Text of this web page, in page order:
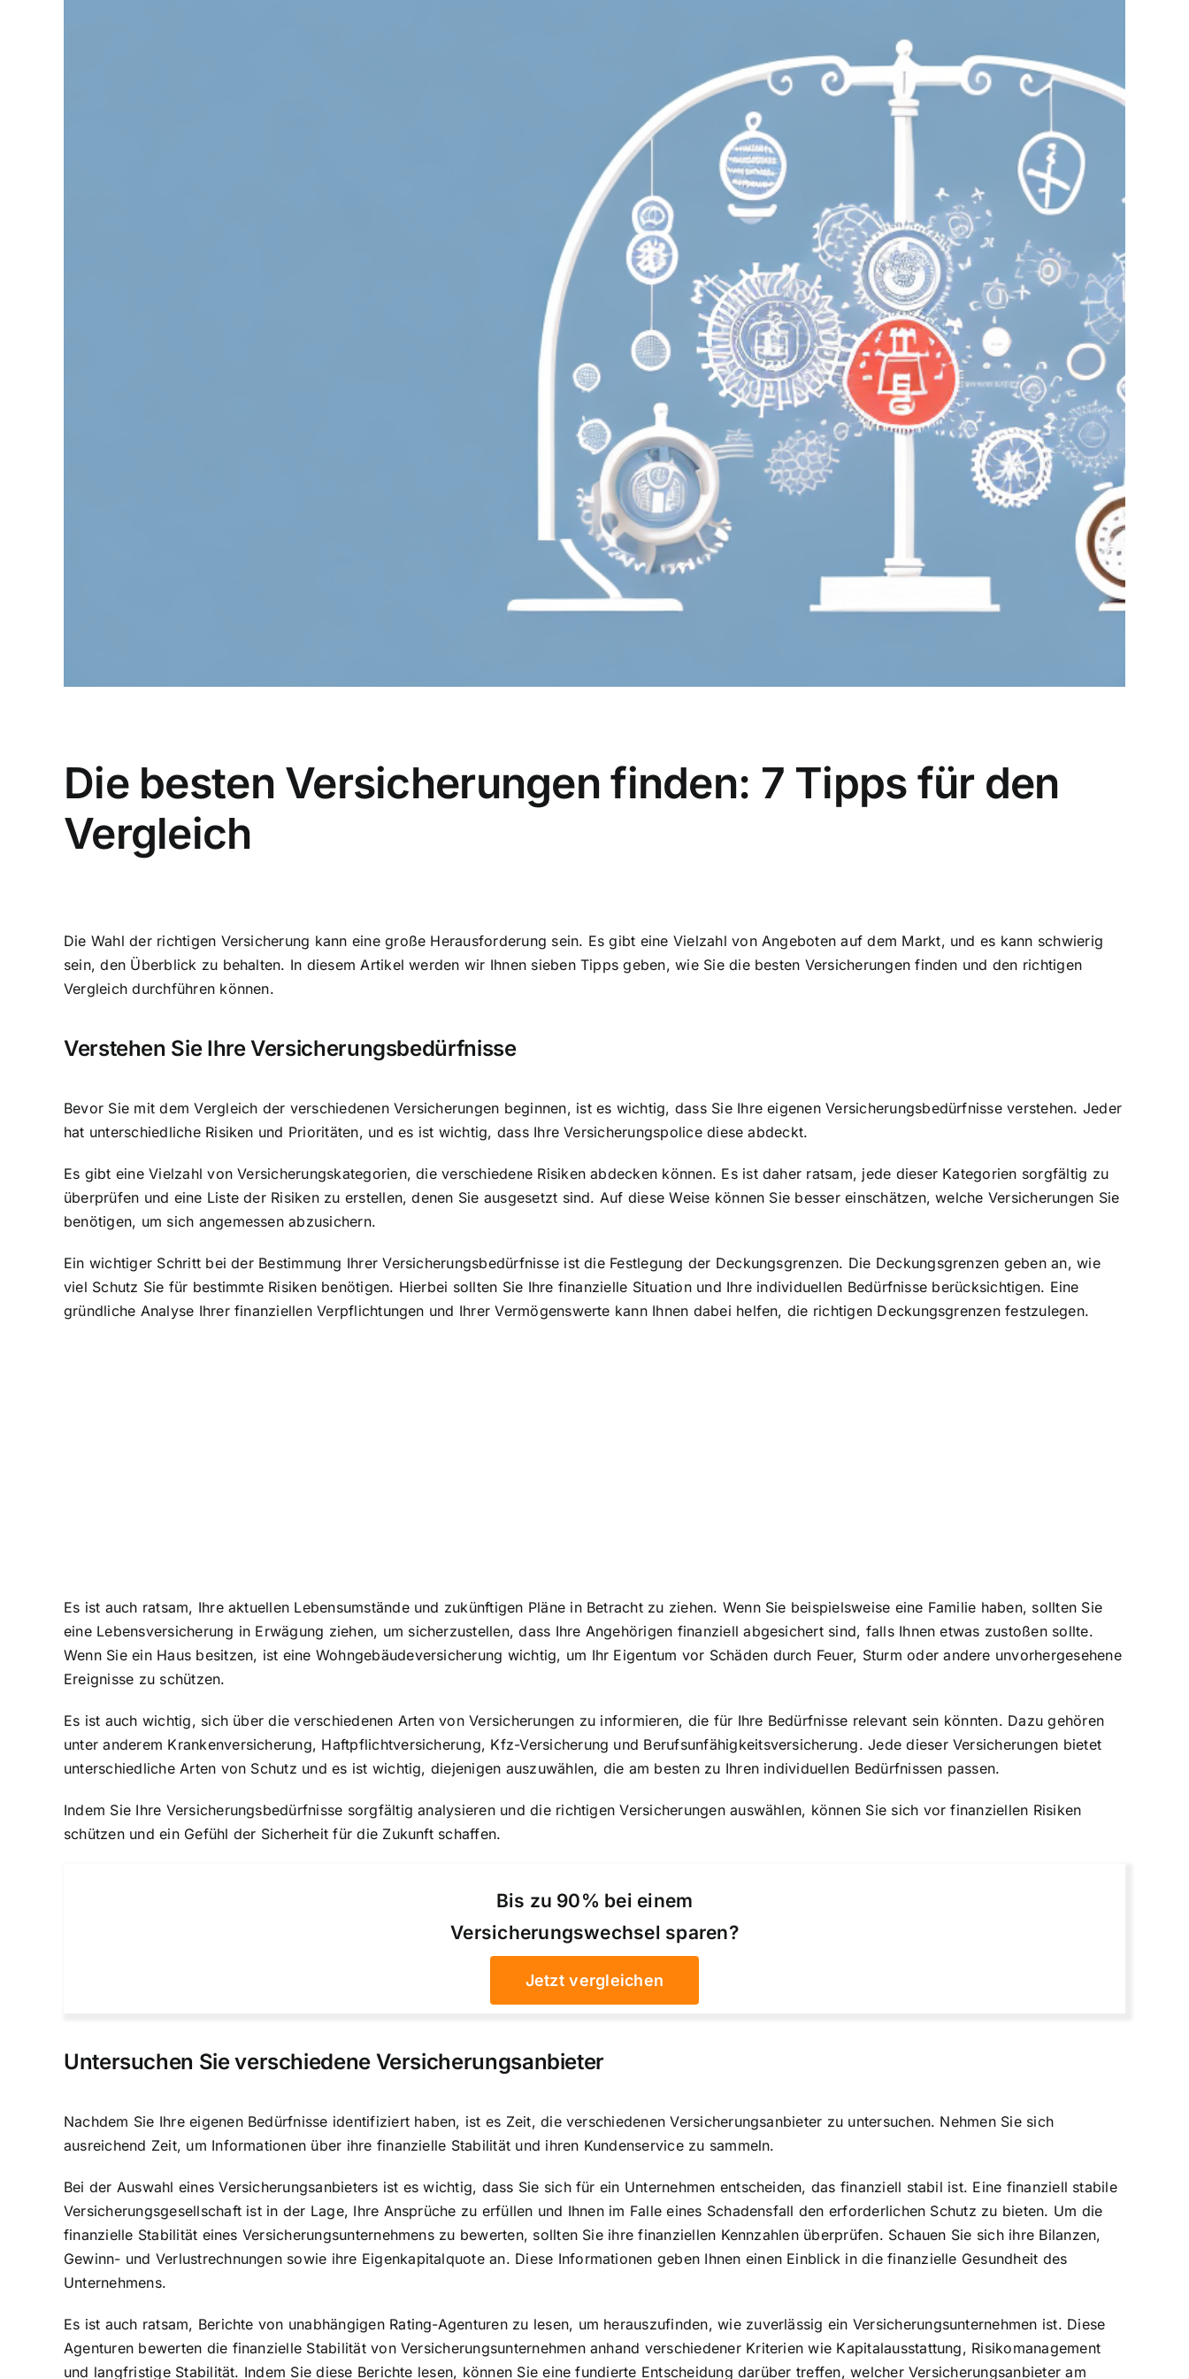
Die besten Versicherungen finden: 7 Tipps für den
Vergleich
Die Wahl der richtigen Versicherung kann eine große Herausforderung sein. Es gibt eine Vielzahl von Angeboten auf dem Markt, und es kann schwierig
sein, den Überblick zu behalten. In diesem Artikel werden wir Ihnen sieben Tipps geben, wie Sie die besten Versicherungen finden und den richtigen
Vergleich durchführen können.
Verstehen Sie Ihre Versicherungsbedürfnisse
Bevor Sie mit dem Vergleich der verschiedenen Versicherungen beginnen, ist es wichtig, dass Sie Ihre eigenen Versicherungsbedürfnisse verstehen. Jeder
hat unterschiedliche Risiken und Prioritäten, und es ist wichtig, dass Ihre Versicherungspolice diese abdeckt.
Es gibt eine Vielzahl von Versicherungskategorien, die verschiedene Risiken abdecken können. Es ist daher ratsam, jede dieser Kategorien sorgfältig zu
überprüfen und eine Liste der Risiken zu erstellen, denen Sie ausgesetzt sind. Auf diese Weise können Sie besser einschätzen, welche Versicherungen Sie
benötigen, um sich angemessen abzusichern.
Ein wichtiger Schritt bei der Bestimmung Ihrer Versicherungsbedürfnisse ist die Festlegung der Deckungsgrenzen. Die Deckungsgrenzen geben an, wie
viel Schutz Sie für bestimmte Risiken benötigen. Hierbei sollten Sie Ihre finanzielle Situation und Ihre individuellen Bedürfnisse berücksichtigen. Eine
gründliche Analyse Ihrer finanziellen Verpflichtungen und Ihrer Vermögenswerte kann Ihnen dabei helfen, die richtigen Deckungsgrenzen festzulegen.
Es ist auch ratsam, Ihre aktuellen Lebensumstände und zukünftigen Pläne in Betracht zu ziehen. Wenn Sie beispielsweise eine Familie haben, sollten Sie
eine Lebensversicherung in Erwägung ziehen, um sicherzustellen, dass Ihre Angehörigen finanziell abgesichert sind, falls Ihnen etwas zustoßen sollte.
Wenn Sie ein Haus besitzen, ist eine Wohngebäudeversicherung wichtig, um Ihr Eigentum vor Schäden durch Feuer, Sturm oder andere unvorhergesehene
Ereignisse zu schützen.
Es ist auch wichtig, sich über die verschiedenen Arten von Versicherungen zu informieren, die für Ihre Bedürfnisse relevant sein könnten. Dazu gehören
unter anderem Krankenversicherung, Haftpflichtversicherung, Kfz-Versicherung und Berufsunfähigkeitsversicherung. Jede dieser Versicherungen bietet
unterschiedliche Arten von Schutz und es ist wichtig, diejenigen auszuwählen, die am besten zu Ihren individuellen Bedürfnissen passen.
Indem Sie Ihre Versicherungsbedürfnisse sorgfältig analysieren und die richtigen Versicherungen auswählen, können Sie sich vor finanziellen Risiken
schützen und ein Gefühl der Sicherheit für die Zukunft schaffen.
Bis zu 90% bei einem
Versicherungswechsel sparen?
Jetzt vergleichen
Untersuchen Sie verschiedene Versicherungsanbieter
Nachdem Sie Ihre eigenen Bedürfnisse identifiziert haben, ist es Zeit, die verschiedenen Versicherungsanbieter zu untersuchen. Nehmen Sie sich
ausreichend Zeit, um Informationen über ihre finanzielle Stabilität und ihren Kundenservice zu sammeln.
Bei der Auswahl eines Versicherungsanbieters ist es wichtig, dass Sie sich für ein Unternehmen entscheiden, das finanziell stabil ist. Eine finanziell stabile
Versicherungsgesellschaft ist in der Lage, Ihre Ansprüche zu erfüllen und Ihnen im Falle eines Schadensfall den erforderlichen Schutz zu bieten. Um die
finanzielle Stabilität eines Versicherungsunternehmens zu bewerten, sollten Sie ihre finanziellen Kennzahlen überprüfen. Schauen Sie sich ihre Bilanzen,
Gewinn- und Verlustrechnungen sowie ihre Eigenkapitalquote an. Diese Informationen geben Ihnen einen Einblick in die finanzielle Gesundheit des
Unternehmens.
Es ist auch ratsam, Berichte von unabhängigen Rating-Agenturen zu lesen, um herauszufinden, wie zuverlässig ein Versicherungsunternehmen ist. Diese
Agenturen bewerten die finanzielle Stabilität von Versicherungsunternehmen anhand verschiedener Kriterien wie Kapitalausstattung, Risikomanagement
und langfristige Stabilität. Indem Sie diese Berichte lesen, können Sie eine fundierte Entscheidung darüber treffen, welcher Versicherungsanbieter am